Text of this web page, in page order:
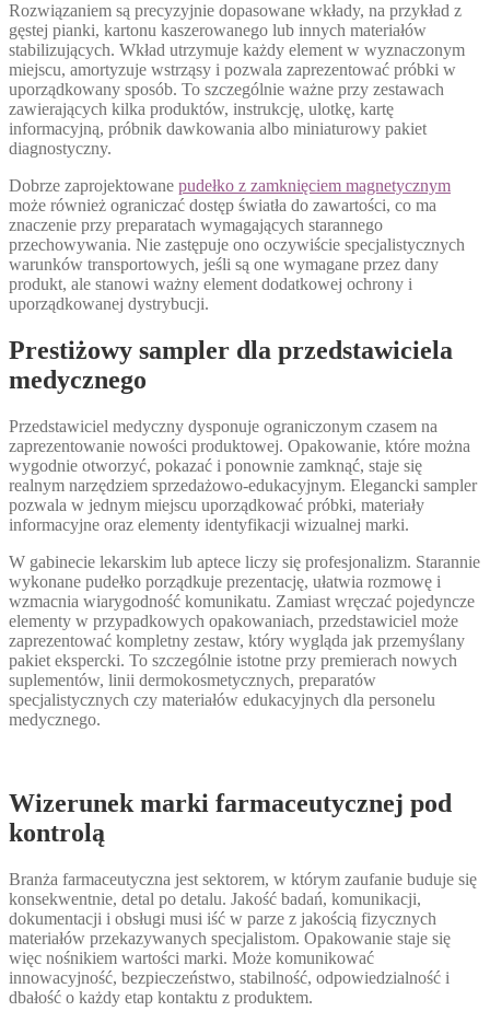
Rozwiązaniem są precyzyjnie dopasowane wkłady, na przykład z
gęstej pianki, kartonu kaszerowanego lub innych materiałów
stabilizujących. Wkład utrzymuje każdy element w wyznaczonym
miejscu, amortyzuje wstrząsy i pozwala zaprezentować próbki w
uporządkowany sposób. To szczególnie ważne przy zestawach
zawierających kilka produktów, instrukcję, ulotkę, kartę
informacyjną, próbnik dawkowania albo miniaturowy pakiet
diagnostyczny.
Dobrze zaprojektowane pudełko z zamknięciem magnetycznym
może również ograniczać dostęp światła do zawartości, co ma
znaczenie przy preparatach wymagających starannego
przechowywania. Nie zastępuje ono oczywiście specjalistycznych
warunków transportowych, jeśli są one wymagane przez dany
produkt, ale stanowi ważny element dodatkowej ochrony i
uporządkowanej dystrybucji.
Prestiżowy sampler dla przedstawiciela
medycznego
Przedstawiciel medyczny dysponuje ograniczonym czasem na
zaprezentowanie nowości produktowej. Opakowanie, które można
wygodnie otworzyć, pokazać i ponownie zamknąć, staje się
realnym narzędziem sprzedażowo-edukacyjnym. Elegancki sampler
pozwala w jednym miejscu uporządkować próbki, materiały
informacyjne oraz elementy identyfikacji wizualnej marki.
W gabinecie lekarskim lub aptece liczy się profesjonalizm. Starannie
wykonane pudełko porządkuje prezentację, ułatwia rozmowę i
wzmacnia wiarygodność komunikatu. Zamiast wręczać pojedyncze
elementy w przypadkowych opakowaniach, przedstawiciel może
zaprezentować kompletny zestaw, który wygląda jak przemyślany
pakiet ekspercki. To szczególnie istotne przy premierach nowych
suplementów, linii dermokosmetycznych, preparatów
specjalistycznych czy materiałów edukacyjnych dla personelu
medycznego.
Wizerunek marki farmaceutycznej pod
kontrolą
Branża farmaceutyczna jest sektorem, w którym zaufanie buduje się
konsekwentnie, detal po detalu. Jakość badań, komunikacji,
dokumentacji i obsługi musi iść w parze z jakością fizycznych
materiałów przekazywanych specjalistom. Opakowanie staje się
więc nośnikiem wartości marki. Może komunikować
innowacyjność, bezpieczeństwo, stabilność, odpowiedzialność i
dbałość o każdy etap kontaktu z produktem.